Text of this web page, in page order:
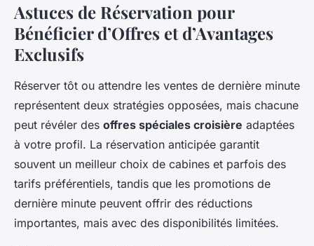
Astuces de Réservation pour
Bénéficier d’Offres et d’Avantages
Exclusifs
Réserver tôt ou attendre les ventes de dernière minute
représentent deux stratégies opposées, mais chacune
peut révéler des offres spéciales croisière adaptées
à votre profil. La réservation anticipée garantit
souvent un meilleur choix de cabines et parfois des
tarifs préférentiels, tandis que les promotions de
dernière minute peuvent offrir des réductions
importantes, mais avec des disponibilités limitées.